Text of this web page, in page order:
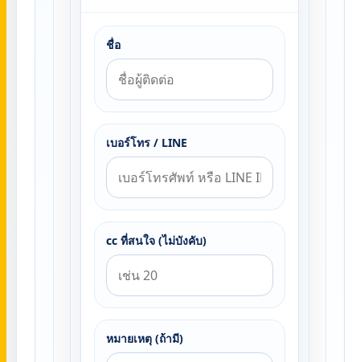
ชื่อ
เบอร์โทร / LINE
cc ที่สนใจ (ไม่บังคับ)
หมายเหตุ (ถ้ามี)